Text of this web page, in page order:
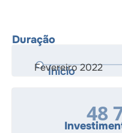
Duração
Ínicio
Fevereiro 2022
48